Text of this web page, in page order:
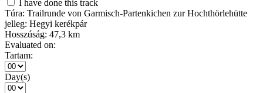
I have done this track
Túra: Trailrunde von Garmisch-Partenkichen zur Hochthörlehütte
jelleg: Hegyi kerékpár
Hosszúság: 47,3 km
Evaluated on:
Tartam:
Day(s)